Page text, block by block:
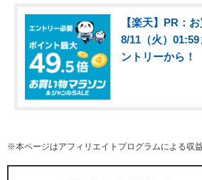
【楽天】PR：
8/11（火）
ントリーから！
※本ページはアフィリエイトプログラムによる収